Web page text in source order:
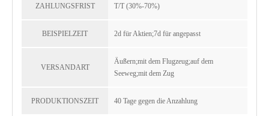
ZAHLUNGSFRIST T/T (30%-70%)
BEISPIELZEIT 2d für Aktien;7d für angepasst
VERSANDART
Äußern;mit dem Flugzeug;auf dem
Seeweg;mit dem Zug
PRODUKTIONSZEIT 40 Tage gegen die Anzahlung